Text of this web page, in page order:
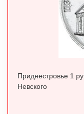
Приднестровье 1 рубль 2020
Невского